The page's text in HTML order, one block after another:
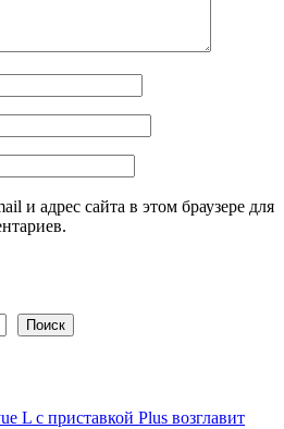
и адрес сайта в этом браузере для
Поиск
L с приставкой Plus возглавит